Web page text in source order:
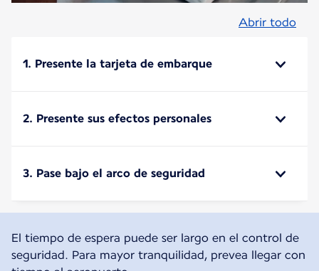
Abrir todo
1. Presente la tarjeta de embarque
2. Presente sus efectos personales
3. Pase bajo el arco de seguridad
El tiempo de espera puede ser largo en el control de
seguridad. Para mayor tranquilidad, prevea llegar con